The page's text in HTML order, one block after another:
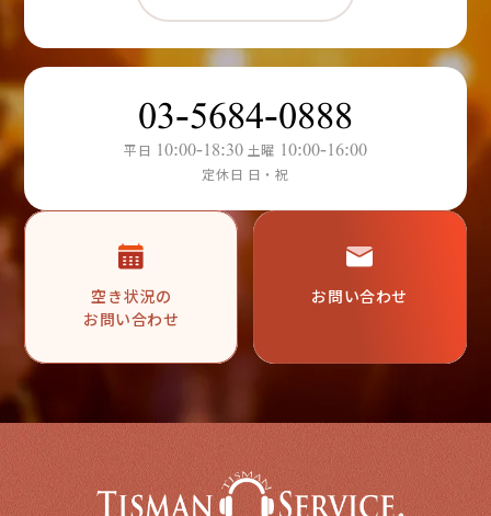
03-5684-0888
平日 10:00-18:30 土曜 10:00-16:00
定休日 日・祝
空き状況の
お問い合わせ
お問い合わせ